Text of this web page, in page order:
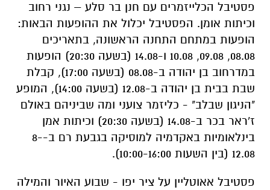
פסטיבל הכלייזמרים עם חנן בר סלע – נגני רחוב
וכיתות אומן. הפסטיבל יכלול את ההופעות הבאות:
הופעות במתחם התחנה הראשונה, בתאריכים
08.08, 09.08, 10.08 ו-14.08 (בשעה 20:30) הופעות
במדרחוב בן יהודה ב-08.08 (בשעה 17:00), קבלת
שבת בבית בן יהודה ב-12.08 (בשעה 14:00), המופע
"הניגון שבלב" - כליזמר צועני ומה שביניהם באולם
ז'ראר בכר ב-14.08 (בשעה 20:30) וכיתות אמן
בינלאומיות באקדמיה למוסיקה בגבעת רם ב-8-
12.08 (בין השעות 10:00-16:00).
פסטיבל אאוטליין על ציר יפו - שבוע האיור והמילה